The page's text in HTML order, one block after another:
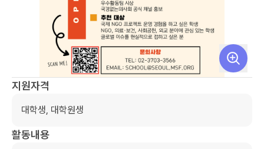
지원자격
대학생, 대학원생
활동내용